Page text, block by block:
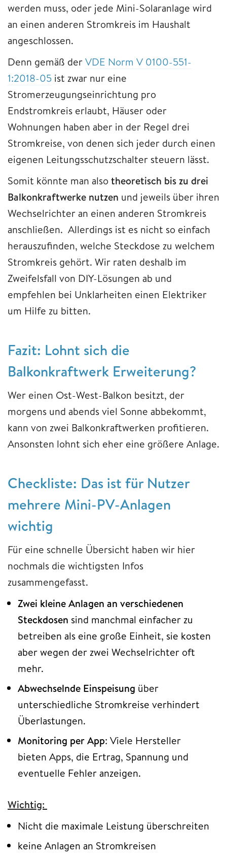
werden muss, oder jede Mini-Solaranlage wird
an einen anderen Stromkreis im Haushalt
angeschlossen.
Denn gemäß derVDE Norm V 0100-551-
1:2018-05 ist zwar nur eine
Stromerzeugungseinrichtung pro
Endstromkreis erlaubt, Häuser oder
Wohnungen haben aber in der Regel drei
Stromkreise, von denen sich jeder durch einen
eigenen Leitungsschutzschalter steuern lässt.
Somit könnte man alsotheoretisch bis zu drei
Balkonkraftwerke nutzen und jeweils über ihren
Wechselrichter an einen anderen Stromkreis
anschließen. Allerdings ist es nicht so einfach
herauszufinden, welche Steckdose zu welchem
Stromkreis gehört. Wir raten deshalb im
Zweifelsfall von DIY-Lösungen ab und
empfehlen bei Unklarheiten einen Elektriker
um Hilfe zu bitten.
Fazit: Lohnt sich die
Balkonkraftwerk Erweiterung?
Wer einen Ost-West-Balkon besitzt, der
morgens und abends viel Sonne abbekommt,
kann von zwei Balkonkraftwerken profitieren.
Ansonsten lohnt sich eher eine größere Anlage.
Checkliste: Das ist für Nutzer
mehrere Mini-PV-Anlagen
wichtig
Für eine schnelle Übersicht haben wir hier
nochmals die wichtigsten Infos
zusammengefasst.
Zwei kleine Anlagen an verschiedenen
Steckdosen sind manchmal einfacher zu
betreiben als eine große Einheit, sie kosten
aber wegen der zwei Wechselrichter oft
mehr.
Abwechselnde Einspeisung über
unterschiedliche Stromkreise verhindert
Überlastungen.
Monitoring per App: Viele Hersteller
bieten Apps, die Ertrag, Spannung und
eventuelle Fehler anzeigen.
Wichtig:
Nicht die maximale Leistung überschreiten
keine Anlagen an Stromkreisen